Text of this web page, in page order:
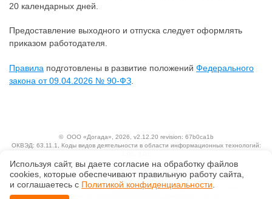
20 календарных дней.
Предоставление выходного и отпуска следует оформлять
приказом работодателя.
Правила подготовлены в развитие положений Федерального
закона от 09.04.2026 № 90-ФЗ
© ООО «Догада» , 2026, v2.12.20 revision: 67b0ca1b
ОКВЭД: 63.11.1, Коды видов деятельности в области информационных технологий:
Ценовая политика
Исключительные авторские и смежные права принадлежат АО «Кодекс».
Положение по обработке и защите персональных данных
Используя сайт, вы даете согласие на обработку файлов
сооkiеs, которые обеспечивают правильную работу сайта,
и соглашаетесь с Политикой конфиденциальности